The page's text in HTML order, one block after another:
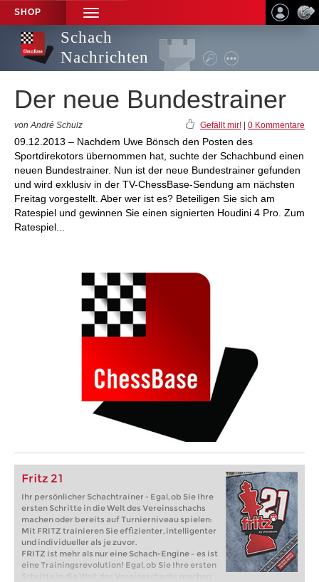
SHOP
TOGGLE
NAVIGATION
Schach
Nachrichten
Der neue Bundestrainer
von André Schulz Gefällt mir! 0 Kommentare
09.12.2013 – Nachdem Uwe Bönsch den Posten des
Sportdirekotors übernommen hat, suchte der Schachbund einen
neuen Bundestrainer. Nun ist der neue Bundestrainer gefunden
und wird exklusiv in der TV-ChessBase-Sendung am nächsten
Freitag vorgestellt. Aber wer ist es? Beteiligen Sie sich am
Ratespiel und gewinnen Sie einen signierten Houdini 4 Pro. Zum
Ratespiel...
Fritz 21
Ihr persönlicher Schachtrainer - Egal, ob Sie Ihre
ersten Schritte in die Welt des Vereinsschachs
machen oder bereits auf Turnierniveau spielen:
Mit FRITZ trainieren Sie effizienter, intelligenter
und individueller als je zuvor.
FRITZ ist mehr als nur eine Schach-Engine – es ist
eine Trainingsrevolution! Egal, ob Sie Ihre ersten
Schritte in die Welt des Vereinsschachs machen